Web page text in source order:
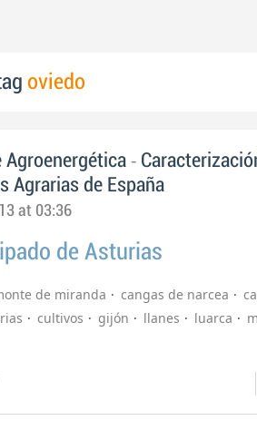
oviedo
Agroenergética -
Agrarias de España
at 03:36
de Asturias
de miranda cangas de narcea
cultivos gijón llanes luarca